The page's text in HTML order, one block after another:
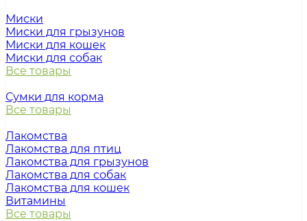
Миски
Миски для грызунов
Миски для кошек
Миски для собак
Все товары
Сумки для корма
Все товары
Лакомства
Лакомства для птиц
Лакомства для грызунов
Лакомства для собак
Лакомства для кошек
Витамины
Все товары